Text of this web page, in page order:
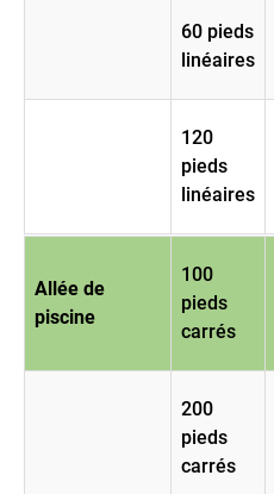
60 pieds
linéaires
120
pieds
linéaires
Allée de
piscine
100
pieds
carrés
200
pieds
carrés